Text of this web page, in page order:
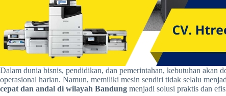
Dalam dunia bisnis, pendidikan, dan pemerintahan, kebutuhan akan
operasional harian. Namun, memiliki mesin sendiri tidak selalu
cepat dan andal di wilayah Bandung menjadi solusi praktis dan